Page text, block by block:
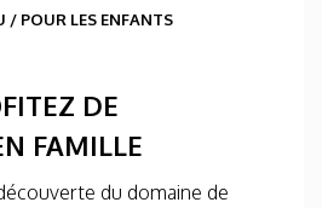
/ POUR LES ENFANTS
DE
FAMILLE
du domaine de